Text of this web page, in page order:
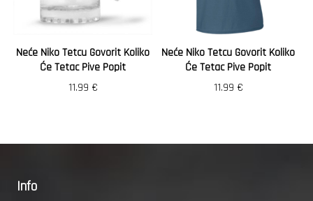
Neće Niko Tetcu Govorit Koliko
Će Tetac Pive Popit
11.99 €
Neće Niko Tetcu Govorit Koliko
Će Tetac Pive Popit
11.99 €
Info